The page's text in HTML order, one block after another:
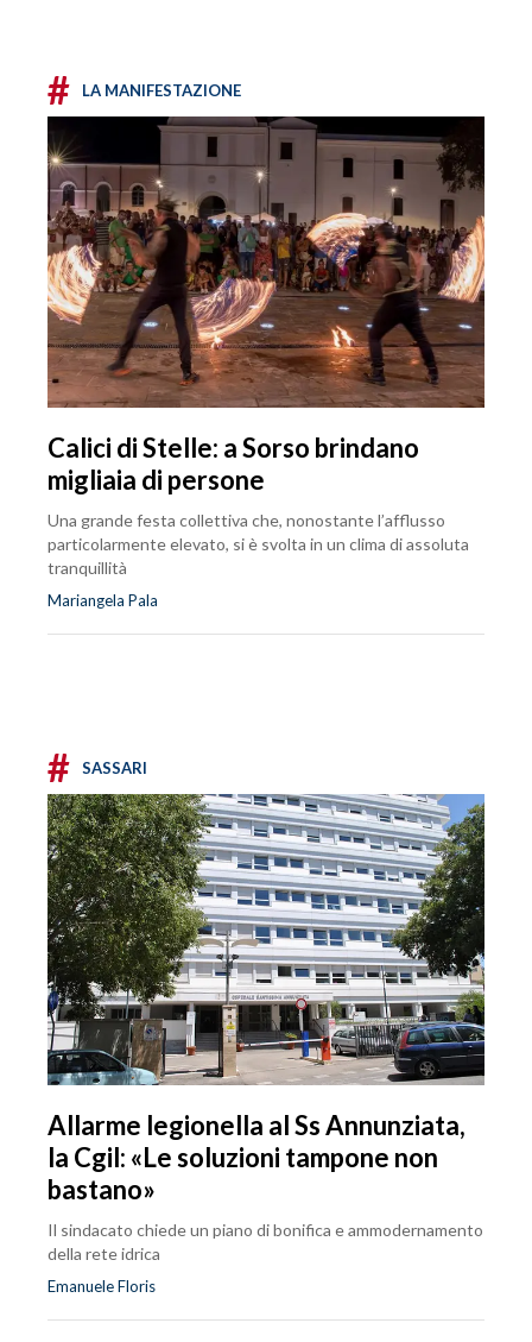
# LA MANIFESTAZIONE
Calici di Stelle: a Sorso brindano
migliaia di persone
Una grande festa collettiva che, nonostante l’afflusso
particolarmente elevato, si è svolta in un clima di assoluta
tranquillità
Mariangela Pala
# SASSARI
Allarme legionella al Ss Annunziata,
la Cgil: «Le soluzioni tampone non
bastano»
Il sindacato chiede un piano di bonifica e ammodernamento
della rete idrica
Emanuele Floris